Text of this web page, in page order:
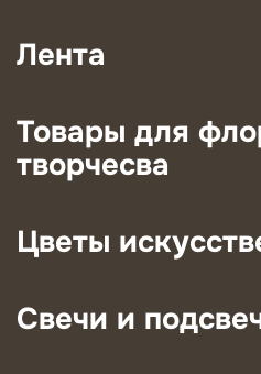
Лента
Товары для
творчесва
Цветы
Свечи и